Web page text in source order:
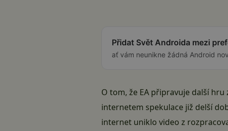
Přidat Svět Androida mezi
ať vám neunikne žádná Android
O tom, že EA připravuje další
internetem spekulace již delší
internet uniklo video z